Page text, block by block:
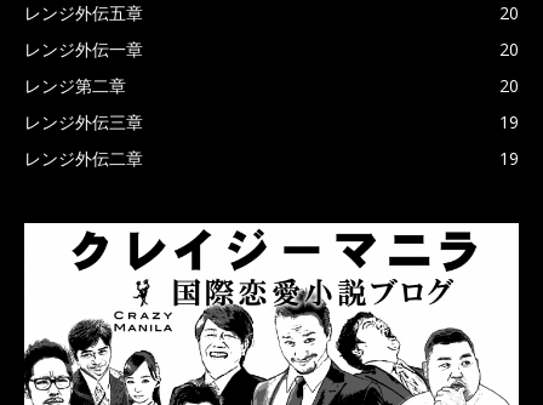
レンジ外伝五章
20
レンジ外伝一章
20
レンジ第二章
20
レンジ外伝三章
19
レンジ外伝二章
19